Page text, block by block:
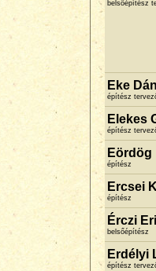
belsőépítész
Eke
építész
Elekes
építész
Eördög
építész
Ercsei
építész
Érczi
belsőépítész
Erdélyi
építész